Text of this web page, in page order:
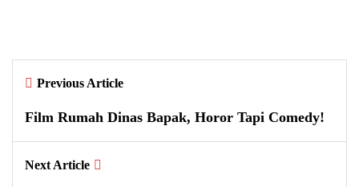
Previous Article
Film Rumah Dinas Bapak, Horor Tapi Comedy!
Next Article